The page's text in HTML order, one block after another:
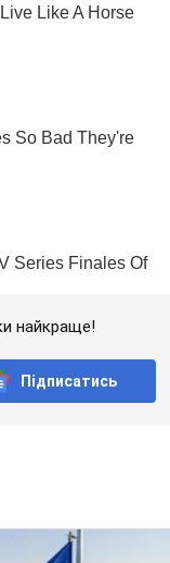
найкраще!
Підписатись